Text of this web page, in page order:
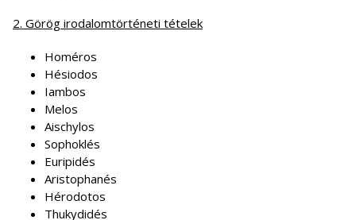
2. Görög irodalomtörténeti tételek
Homéros
Hésiodos
Iambos
Melos
Aischylos
Sophoklés
Euripidés
Aristophanés
Hérodotos
Thukydidés